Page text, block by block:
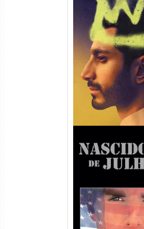
Hamlet Torrent
DL 1080p
Nascido em 4
Torrent (1989)
Dual